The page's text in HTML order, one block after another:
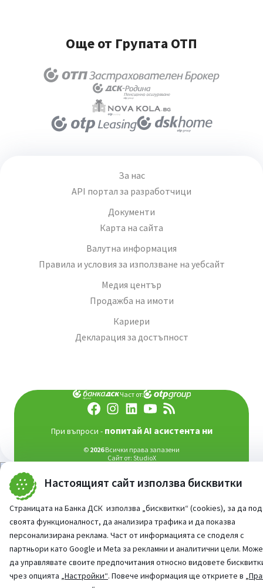
Настоящият сайт използва бисквитки
Страницата на Банка ДСК използва „бисквитки“ (cookies), за да
своята функционалност, да анализира трафика и да показва
персонализирана реклама. Част от информацията се споделя с
партньори като Google и Meta за рекламни и аналитични цели.
да управлявате своите предпочитания относно видовете
чрез опцията „Настройки“. Повече информация ще откриете в
Още от Групата ОТП
За нас
API портал за разработчици
Документи
Карта на сайта
Валутна информация
Правила и условия за използване на уебсайт
Медия център
Продажба на имоти
Кариери
Декларация за достъпност
Част от:
При въпроси - попитай AI асистента ни
© 2026Всички права запазени
Сайт от: StudioX